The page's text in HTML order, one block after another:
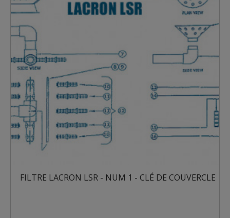
FILTRE LACRON LSR - NUM 1 - CLÉ DE COUVERCLE